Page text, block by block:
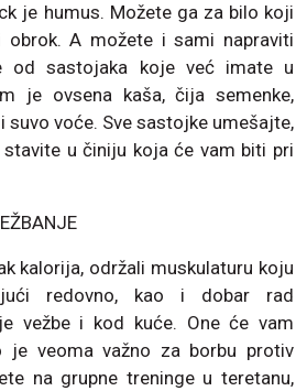
je humus. Možete ga za bilo koji
A možete i sami napraviti
od sastojaka koje već imate u
je ovsena kaša, čija semenke,
suvo voće. Sve sastojke umešajte,
u činiju koja će vam biti pri
kalorija, održali muskulaturu koju
redovno, kao i dobar rad
vežbe i kod kuće. One će vam
je veoma važno za borbu protiv
na grupne treninge u teretanu,